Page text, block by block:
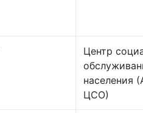
Центр
населения
ЦСО)